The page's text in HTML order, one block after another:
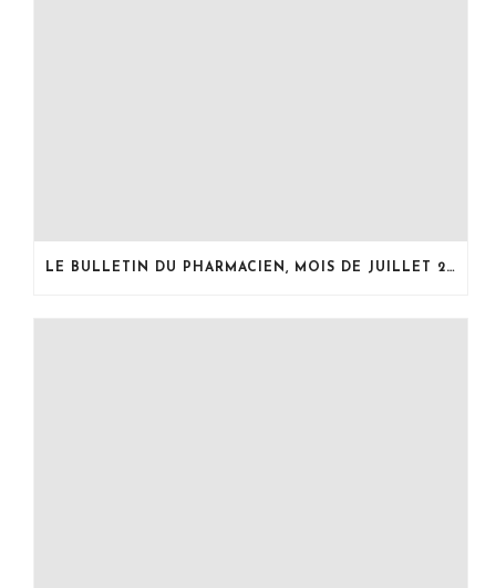
LE BULLETIN DU PHARMACIEN, MOIS DE JUILLET 2026